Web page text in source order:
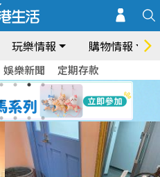
玩樂情報 購物情報
娛樂新聞 定期存款